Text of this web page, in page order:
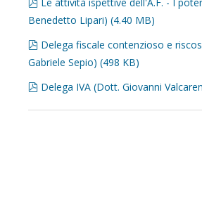
Benedetto Lipari) (4.40 MB)
pdf
Delega fiscale contenzioso e
Gabriele Sepio) (498 KB)
pdf
Delega IVA (Dott. Giovanni